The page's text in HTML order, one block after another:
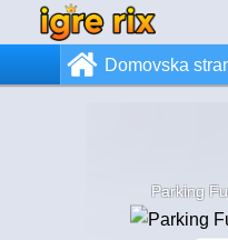
Domovska
Parking